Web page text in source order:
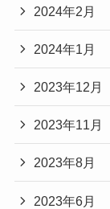
2024年2月
2024年1月
2023年12月
2023年11月
2023年8月
2023年6月